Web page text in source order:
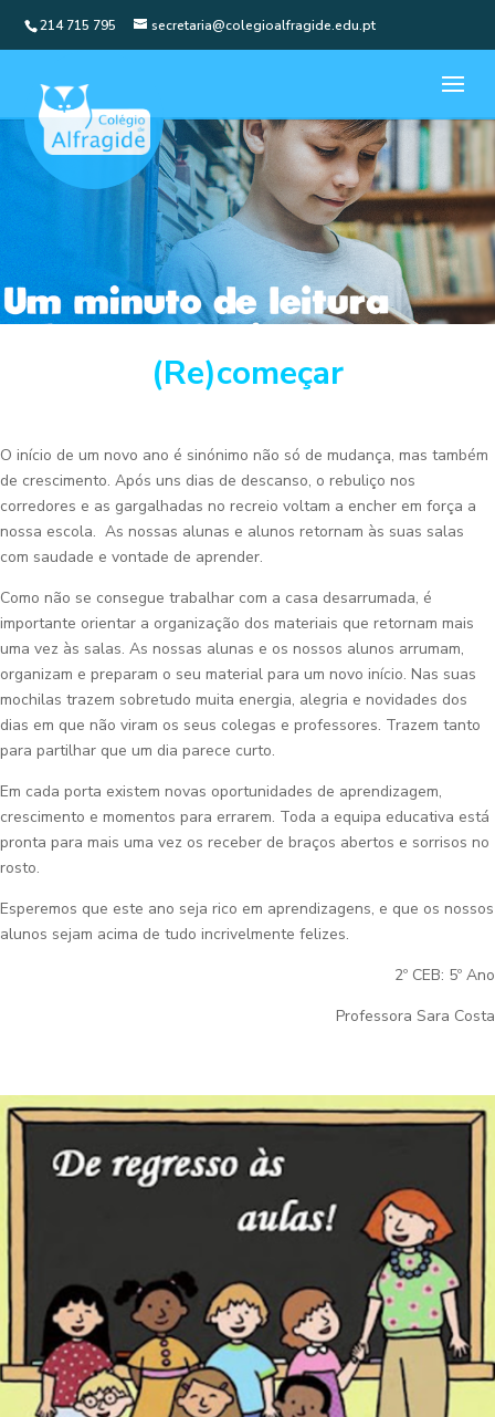
214 715 795 secretaria@colegioalfragide.edu.pt
(Re)começar
O início de um novo ano é sinónimo não só de mudança, mas também
de crescimento. Após uns dias de descanso, o rebuliço nos
corredores e as gargalhadas no recreio voltam a encher em força a
nossa escola. As nossas alunas e alunos retornam às suas salas
com saudade e vontade de aprender.
Como não se consegue trabalhar com a casa desarrumada, é
importante orientar a organização dos materiais que retornam mais
uma vez às salas. As nossas alunas e os nossos alunos arrumam,
organizam e preparam o seu material para um novo início. Nas suas
mochilas trazem sobretudo muita energia, alegria e novidades dos
dias em que não viram os seus colegas e professores. Trazem tanto
para partilhar que um dia parece curto.
Em cada porta existem novas oportunidades de aprendizagem,
crescimento e momentos para errarem. Toda a equipa educativa está
pronta para mais uma vez os receber de braços abertos e sorrisos no
rosto.
Esperemos que este ano seja rico em aprendizagens, e que os nossos
alunos sejam acima de tudo incrivelmente felizes.
2º CEB: 5º Ano
Professora Sara Costa